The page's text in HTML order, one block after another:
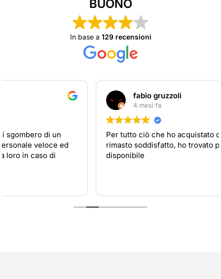
BUONO
In base a 129 recensioni
fabio gruzzoli
Per tutto ciò che ho acquistato devo dire che sono
rimasto soddisfatto, ho trovato personale preparato e
disponibile